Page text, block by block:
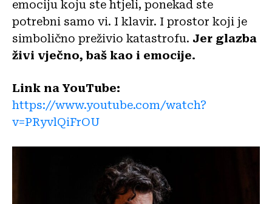
emociju koju ste htjeli, ponekad ste
potrebni samo vi. I klavir. I prostor koji je
simbolično preživio katastrofu. Jer glazba
živi vječno, baš kao i emocije.
Link na YouTube:
https://www.youtube.com/watch?
v=PRyvlQiFrOU